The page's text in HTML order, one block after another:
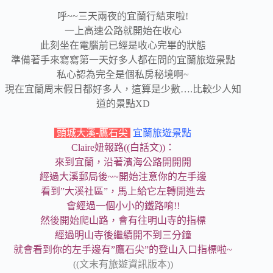
呼~~三天兩夜的宜蘭行結束啦!
一上高速公路就開始在收心
此刻坐在電腦前已經是收心完畢的狀態
準備著手來寫寫第一天好多人都在問的宜蘭旅遊景點
私心認為完全是個私房秘境啊~
現在宜蘭周末假日都好多人，這算是少數….比較少人知
道的景點XD
頭城大溪-鷹石尖 宜蘭旅遊景點
Claire妞報路((白話文))：
來到宜蘭，沿著濱海公路開開開
經過大溪郵局後~~開始注意你的左手邊
看到”大溪社區”，馬上給它左轉開進去
會經過一個小小的鐵路唷!!
然後開始爬山路，會有往明山寺的指標
經過明山寺後繼續開不到三分鐘
就會看到你的左手邊有”鷹石尖”的登山入口指標啦~
((文末有旅遊資訊版本))